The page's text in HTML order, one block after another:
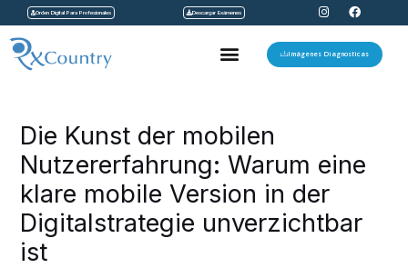
contenido
Orden Digital Para Profesionales Descargar Exámenes
I
n
s
t
a
F
a
c
e
b
Menu Imágenes Diagnosticas
Die Kunst der mobilen
Nutzererfahrung: Warum eine
klare mobile Version in der
Digitalstrategie unverzichtbar
ist
entradas